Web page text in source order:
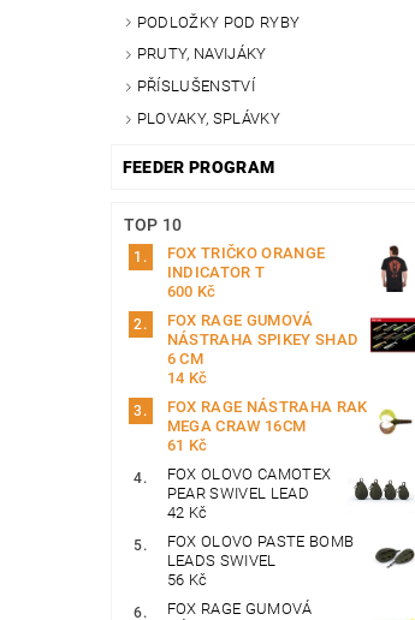
PODLOŽKY POD RYBY
PRUTY, NAVIJÁKY
PŘÍSLUŠENSTVÍ
PLOVAKY, SPLÁVKY
FEEDER PROGRAM
TOP 10
FOX TRIČKO ORANGE
INDICATOR T
600 Kč
FOX RAGE GUMOVÁ
NÁSTRAHA SPIKEY SHAD
6 CM
14 Kč
FOX RAGE NÁSTRAHA RAK
MEGA CRAW 16CM
61 Kč
FOX OLOVO CAMOTEX
PEAR SWIVEL LEAD
42 Kč
FOX OLOVO PASTE BOMB
LEADS SWIVEL
56 Kč
FOX RAGE GUMOVÁ